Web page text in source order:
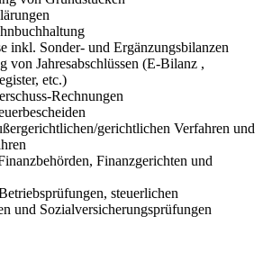
inkl. Sonder- und Ergänzungsbilanzen
von Jahresabschlüssen (E-Bilanz ,
etc.)
Rechnungen
gerichtlichen Verfahren und
Finanzgerichten und
steuerlichen
und Sozialversicherungsprüfungen